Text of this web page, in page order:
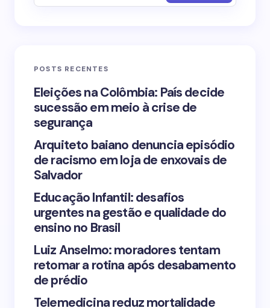
Your Comment *
Save my name and email in this browser for the
Submit Comment
POSTS RECENTES
Eleições na Colômbia: País decide
sucessão em meio à crise de
segurança
Arquiteto baiano denuncia episódio
de racismo em loja de enxovais de
Salvador
Educação Infantil: desafios
urgentes na gestão e qualidade do
ensino no Brasil
Luiz Anselmo: moradores tentam
retomar a rotina após desabamento
de prédio
Telemedicina reduz mortalidade